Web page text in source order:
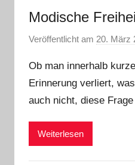
Modische
Veröffentlicht am 20. März
Ob man innerhalb
Erinnerung verliert,
auch nicht, diese Frage
Weiterlesen